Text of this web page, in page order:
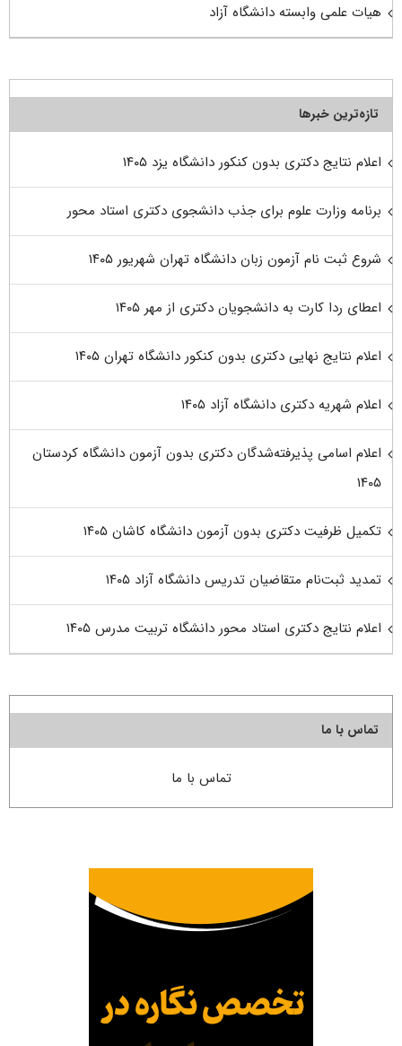
هیات علمی وابسته دانشگاه آزاد
تازه‌ترین خبرها
اعلام نتایج دکتری بدون کنکور دانشگاه یزد ۱۴۰۵
برنامه وزارت علوم برای جذب دانشجوی دکتری استاد محور
شروع ثبت نام آزمون زبان دانشگاه تهران شهریور ۱۴۰۵
اعطای ردا کارت به دانشجویان دکتری از مهر ۱۴۰۵
اعلام نتایج نهایی دکتری بدون کنکور دانشگاه تهران ۱۴۰۵
اعلام شهریه دکتری دانشگاه آزاد ۱۴۰۵
اعلام اسامی پذیرفته‌شدگان دکتری بدون آزمون دانشگاه کردستان
۱۴۰۵
تکمیل ظرفیت دکتری بدون آزمون دانشگاه کاشان ۱۴۰۵
تمدید ثبت‌نام متقاضیان تدریس دانشگاه آزاد ۱۴۰۵
اعلام نتایج دکتری استاد محور دانشگاه تربیت مدرس ۱۴۰۵
تماس با ما
تماس با ما